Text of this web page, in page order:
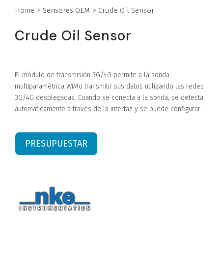
Home > Sensores OEM > Crude Oil Sensor
Crude Oil Sensor
El módulo de transmisión 3G/4G permite a la sonda
multiparamétrica WiMo transmitir sus datos utilizando las redes
3G/4G desplegadas. Cuando se conecta a la sonda, se detecta
automáticamente a través de la interfaz y se puede configurar.
PRESUPUESTAR